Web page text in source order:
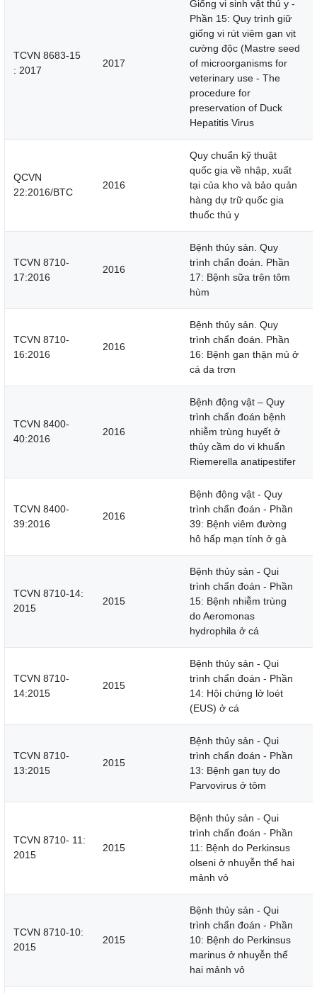
TCVN 8683-15
: 2017
2017
Giống vi sinh vật thú y -
Phần 15: Quy trình giữ
giống vi rút viêm gan vịt
cường độc (Mastre seed
of microorganisms for
veterinary use - The
procedure for
preservation of Duck
Hepatitis Virus
QCVN
22:2016/BTC
2016
Quy chuẩn kỹ thuật
quốc gia về nhập, xuất
tại của kho và bảo quản
hàng dự trữ quốc gia
thuốc thú y
TCVN 8710-
17:2016
2016
Bệnh thủy sản. Quy
trình chẩn đoán. Phần
17: Bệnh sữa trên tôm
hùm
TCVN 8710-
16:2016
2016
Bệnh thủy sản. Quy
trình chẩn đoán. Phần
16: Bệnh gan thận mủ ở
cá da trơn
TCVN 8400-
40:2016
2016
Bệnh động vật – Quy
trình chẩn đoán bệnh
nhiễm trùng huyết ở
thủy cầm do vi khuẩn
Riemerella anatipestifer
TCVN 8400-
39:2016
2016
Bệnh động vật - Quy
trình chẩn đoán - Phần
39: Bệnh viêm đường
hô hấp mạn tính ở gà
TCVN 8710-14:
2015
2015
Bệnh thủy sản - Qui
trình chẩn đoán - Phần
15: Bệnh nhiễm trùng
do Aeromonas
hydrophila ở cá
TCVN 8710-
14:2015
2015
Bệnh thủy sản - Qui
trình chẩn đoán - Phần
14: Hội chứng lở loét
(EUS) ở cá
TCVN 8710-
13:2015
2015
Bệnh thủy sản - Qui
trình chẩn đoán - Phần
13: Bệnh gan tụy do
Parvovirus ở tôm
TCVN 8710- 11:
2015
2015
Bệnh thủy sản - Qui
trình chẩn đoán - Phần
11: Bệnh do Perkinsus
olseni ở nhuyễn thể hai
mảnh vỏ
TCVN 8710-10:
2015
2015
Bệnh thủy sản - Qui
trình chẩn đoán - Phần
10: Bệnh do Perkinsus
marinus ở nhuyễn thể
hai mảnh vỏ